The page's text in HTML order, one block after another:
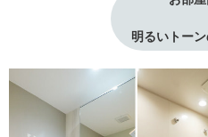
明るいトー